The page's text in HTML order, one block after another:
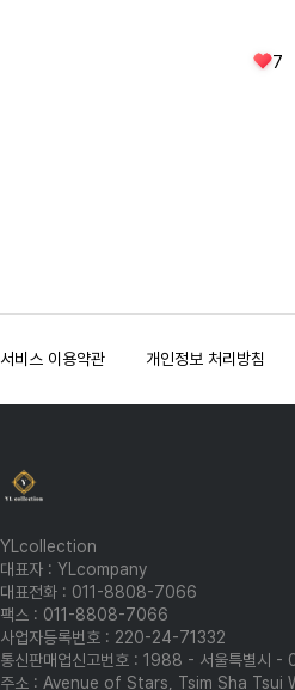
7
서비스 이용약관 개인정보 처리방침
YLcollection
대표자 : YLcompany
대표전화 : 011-8808-7066
팩스 : 011-8808-7066
사업자등록번호 : 220-24-71332
통신판매업신고번호 : 1988 - 서울특별시 -
주소 : Avenue of Stars, Tsim Sha